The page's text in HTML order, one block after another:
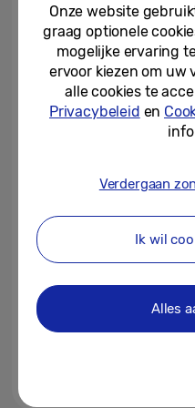
Onze website
graag optionele
mogelijke ervaring
ervoor kiezen om uw
alle cookies te
Privacybeleid en
Verdergaan
Ik wil
Alles